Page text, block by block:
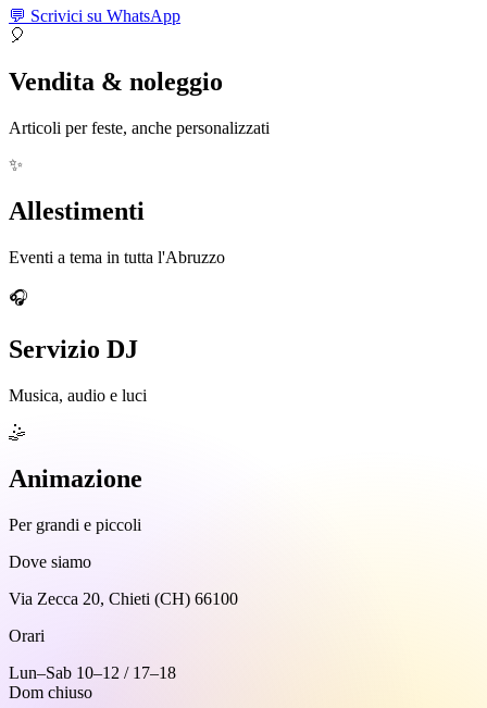
💬 Scrivici su WhatsApp
🎈
Vendita & noleggio
Articoli per feste, anche personalizzati
✨
Allestimenti
Eventi a tema in tutta l'Abruzzo
🎧
Servizio DJ
Musica, audio e luci
🤹
Animazione
Per grandi e piccoli
Dove siamo
Via Zecca 20, Chieti (CH) 66100
Orari
Lun–Sab 10–12 / 17–18
Dom chiuso